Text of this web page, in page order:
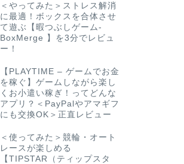
＜やってみた＞ストレス解消
に最適！ボックスを合体させ
て遊ぶ【暇つぶしゲーム-
BoxMerge 】を3分でレビュ
ー！
【PLAYTIME – ゲームでお金
を稼ぐ】ゲームしながら楽し
くお小遣い稼ぎ！ってどんな
アプリ？＜PayPalやアマギフ
にも交換OK＞正直レビュー
＜使ってみた＞競輪・オート
レースが楽しめる
【TIPSTAR（ティップスタ